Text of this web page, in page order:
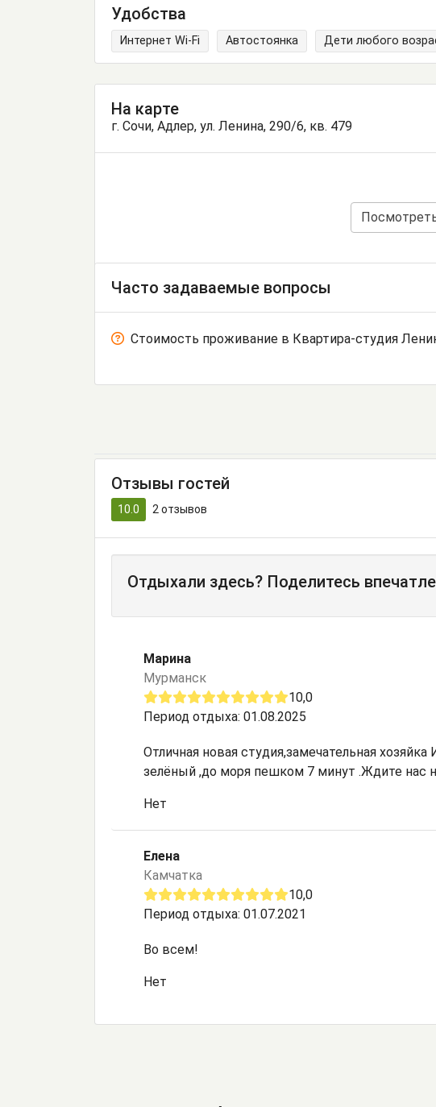
Удобства
Интернет Wi-Fi Автостоянка Дети любого
На карте
г. Сочи, Адлер, ул. Ленина, 290/6, кв. 479
Часто задаваемые вопросы
Стоимость проживание в Квартира-студия
Отзывы гостей
10.0 2 отзывов
Отдыхали здесь? Поделитесь
Марина
Мурманск
10,0
Период отдыха: 01.08.2025
Отличная новая студия,замечательная
зелёный ,до моря пешком 7 минут .Ждите нас
Нет
Елена
Камчатка
10,0
Период отдыха: 01.07.2021
Во всем!
Нет